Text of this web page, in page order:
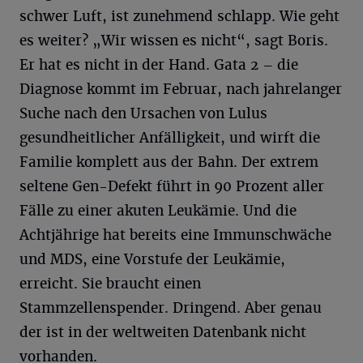
schwer Luft, ist zunehmend schlapp. Wie geht
es weiter? „Wir wissen es nicht“, sagt Boris.
Er hat es nicht in der Hand. Gata 2 – die
Diagnose kommt im Februar, nach jahrelanger
Suche nach den Ursachen von Lulus
gesundheitlicher Anfälligkeit, und wirft die
Familie komplett aus der Bahn. Der extrem
seltene Gen-Defekt führt in 90 Prozent aller
Fälle zu einer akuten Leukämie. Und die
Achtjährige hat bereits eine Immunschwäche
und MDS, eine Vorstufe der Leukämie,
erreicht. Sie braucht einen
Stammzellenspender. Dringend. Aber genau
der ist in der weltweiten Datenbank nicht
vorhanden.